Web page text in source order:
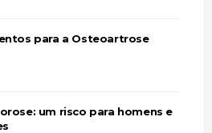
para a Osteoartrose
um risco para homens e